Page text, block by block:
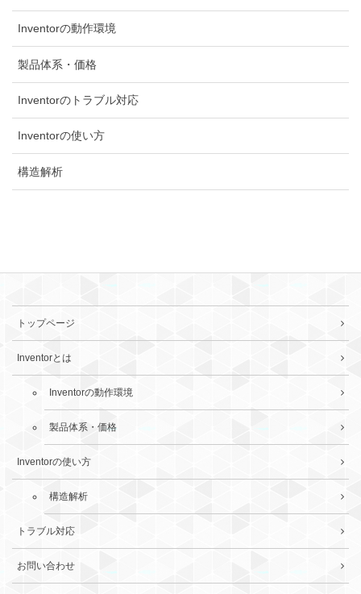
Inventorの動作環境
製品体系・価格
Inventorのトラブル対応
Inventorの使い方
構造解析
トップページ
Inventorとは
Inventorの動作環境
製品体系・価格
Inventorの使い方
構造解析
トラブル対応
お問い合わせ